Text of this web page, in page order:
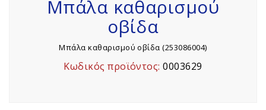
Μπάλα καθαρισμού
οβίδα
Μπάλα καθαρισμού οβίδα (253086004)
Κωδικός προϊόντος:0003629